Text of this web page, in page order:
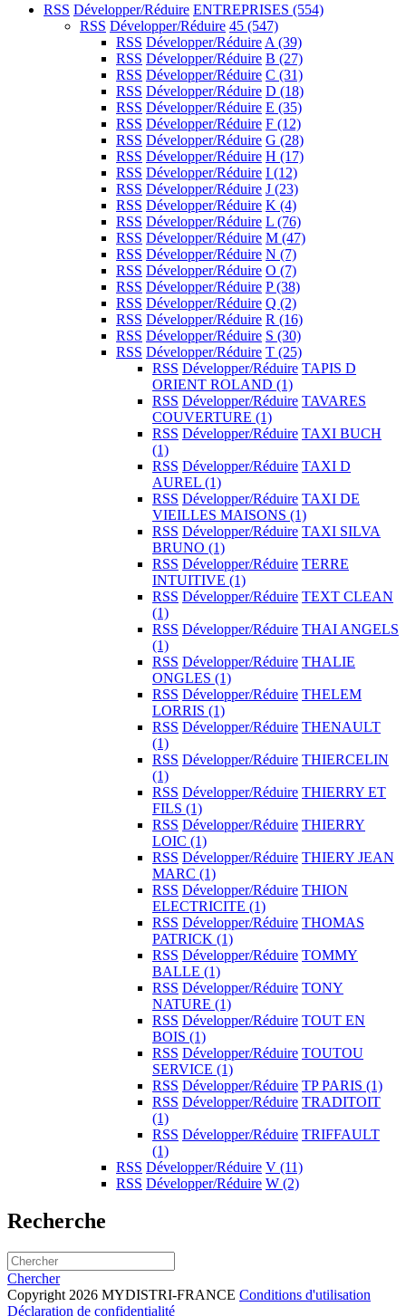
RSS Développer/Réduire ENTREPRISES (554)
RSS Développer/Réduire 45 (547)
RSS Développer/Réduire A (39)
RSS Développer/Réduire B (27)
RSS Développer/Réduire C (31)
RSS Développer/Réduire D (18)
RSS Développer/Réduire E (35)
RSS Développer/Réduire F (12)
RSS Développer/Réduire G (28)
RSS Développer/Réduire H (17)
RSS Développer/Réduire I (12)
RSS Développer/Réduire J (23)
RSS Développer/Réduire K (4)
RSS Développer/Réduire L (76)
RSS Développer/Réduire M (47)
RSS Développer/Réduire N (7)
RSS Développer/Réduire O (7)
RSS Développer/Réduire P(38)
RSS Développer/Réduire Q (2)
RSS Développer/Réduire R (16)
RSS Développer/Réduire S (30)
RSS Développer/Réduire T (25)
RSS Développer/Réduire TAPIS D
ORIENT ROLAND (1)
RSS Développer/Réduire TAVARES
COUVERTURE (1)
RSS Développer/Réduire TAXI BUCH
(1)
RSS Développer/Réduire TAXI D
AUREL (1)
RSS Développer/Réduire TAXI DE
VIEILLES MAISONS (1)
RSS Développer/Réduire TAXI SILVA
BRUNO (1)
RSS Développer/Réduire TERRE
INTUITIVE (1)
RSS Développer/Réduire TEXT CLEAN
(1)
RSS Développer/Réduire THAI ANGELS
(1)
RSS Développer/Réduire THALIE
ONGLES (1)
RSS Développer/Réduire THELEM
LORRIS (1)
RSS Développer/Réduire THENAULT
(1)
RSS Développer/Réduire THIERCELIN
(1)
RSS Développer/Réduire THIERRY ET
FILS (1)
RSS Développer/Réduire THIERRY
LOIC (1)
RSS Développer/Réduire THIERY JEAN
MARC (1)
RSS Développer/Réduire THION
ELECTRICITE (1)
RSS Développer/Réduire THOMAS
PATRICK (1)
RSS Développer/Réduire TOMMY
BALLE (1)
RSS Développer/Réduire TONY
NATURE (1)
RSS Développer/Réduire TOUT EN
BOIS (1)
RSS Développer/Réduire TOUTOU
SERVICE (1)
RSS Développer/Réduire TP PARIS (1)
RSS Développer/Réduire TRADITOIT
(1)
RSS Développer/Réduire TRIFFAULT
(1)
RSS Développer/Réduire V (11)
RSS Développer/Réduire W (2)
Recherche
Chercher
Copyright 2026 MYDISTRI-FRANCE Conditions d'utilisation
Déclaration de confidentialité